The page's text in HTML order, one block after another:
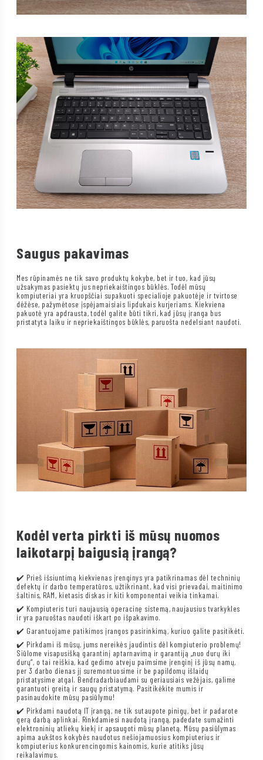
Saugus pakavimas
Mes rūpinamės ne tik savo produktų kokybe, bet ir tuo, kad jūsų
užsakymas pasiektų jus nepriekaištingos būklės. Todėl mūsų
kompiuteriai yra kruopščiai supakuoti specialioje pakuotėje ir tvirtose
dėžėse, pažymėtose įspėjamaisiais lipdukais kurjeriams. Kiekviena
pakuotė yra apdrausta, todėl galite būti tikri, kad jūsų įranga bus
pristatyta laiku ir nepriekaištingos būklės, paruošta nedelsiant naudoti.
Kodėl verta pirkti iš mūsų nuomos
laikotarpį baigusią įrangą?
✔️ Prieš išsiuntimą kiekvienas įrenginys yra patikrinamas dėl techninių
defektų ir darbo temperatūros, užtikrinant, kad visi prievadai, maitinimo
šaltinis, RAM, kietasis diskas ir kiti komponentai veikia tinkamai.
✔️ Kompiuteris turi naujausią operacinę sistemą, naujausius tvarkykles
ir yra paruoštas naudoti iškart po išpakavimo.
✔️ Garantuojame patikimos įrangos pasirinkimą, kuriuo galite pasitikėti.
✔️ Pirkdami iš mūsų, jums nereikės jaudintis dėl kompiuterio problemų!
Siūlome visapusišką garantinį aptarnavimą ir garantiją „nuo durų iki
durų“, o tai reiškia, kad gedimo atveju paimsime įrenginį iš jūsų namų,
per 3 darbo dienas jį suremontuosime ir be papildomų išlaidų
pristatysime atgal. Bendradarbiaudami su geriausiais vežėjais, galime
garantuoti greitą ir saugų pristatymą. Pasitikėkite mumis ir
pasinaudokite mūsų pasiūlymu!
✔️ Pirkdami naudotą IT įrangą, ne tik sutaupote pinigų, bet ir padarote
gerą darbą aplinkai. Rinkdamiesi naudotą įrangą, padedate sumažinti
elektroninių atliekų kiekį ir apsaugoti mūsų planetą. Mūsų pasiūlymas
apima aukštos kokybės naudotus nešiojamuosius kompiuterius ir
kompiuterius konkurencingomis kainomis, kurie atitiks jūsų
reikalavimus.